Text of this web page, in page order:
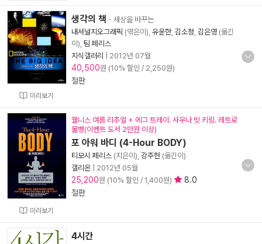
미리보기
생각의 책 - 세상을 바꾸는
내셔널지오그래픽 (엮은이), 유윤한, 김소정 김은영 (옮긴
이), 팀 페리스
지식갤러리
2012년 07월
40,500원 (10% 할인 / 2,250원)
절판
미리보기
웰니스 여름 리추얼 + 에그 트레이. 사우나 빗 키링. 레트로
물병(이벤트 도서 2만원 이상)
포 아워 바디 (4-Hour BODY)
티모시 페리스 (지은이), 강주헌 (옮긴이)
갤리온
2012년 05월
25,200원 (10% 할인 / 1,400원)
8.0
절판
4시간